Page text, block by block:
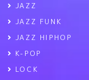
JAZZ
JAZZ FUNK
JAZZ HIPHOP
K-POP
LOCK